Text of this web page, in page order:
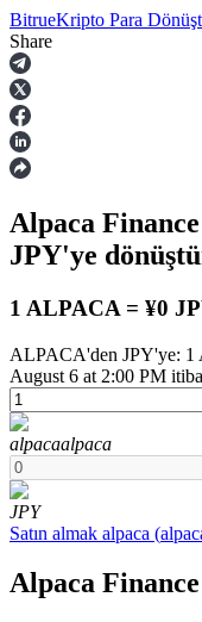
Vadeli İşlemler
USDT Vadeli
BitrueKripto Para
Share
Alpaca Finance
JPY'ye
1 ALPACA = ¥0
ALPACA'den JPY'ye: 1
August 6 at 2:00 PM
alpacaalpaca
JPY
Satın almak alpaca (
Alpaca